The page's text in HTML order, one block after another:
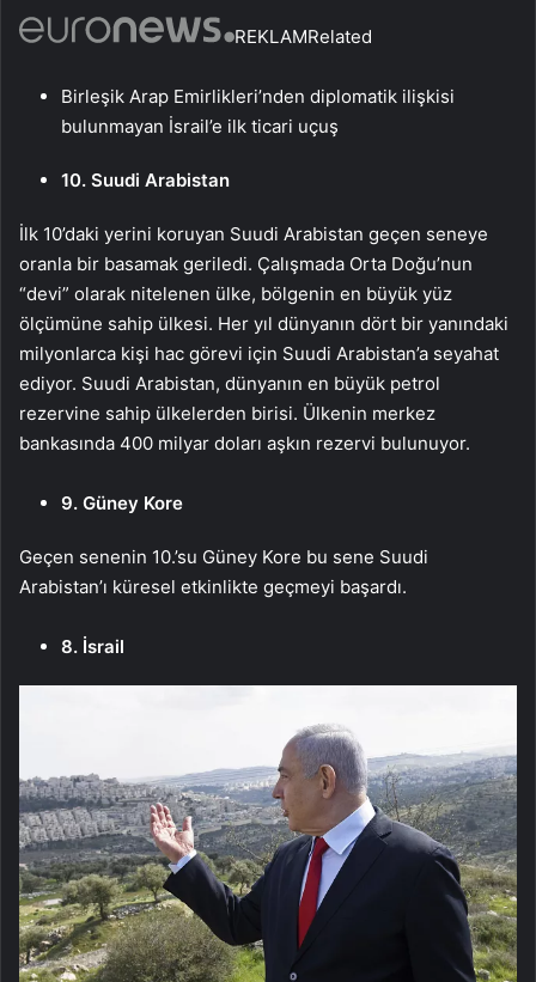
REKLAMRelated
Birleşik Arap Emirlikleri’nden diplomatik ilişkisi
bulunmayan İsrail’e ilk ticari uçuş
10. Suudi Arabistan
İlk 10’daki yerini koruyan Suudi Arabistan geçen seneye
oranla bir basamak geriledi. Çalışmada Orta Doğu’nun
“devi” olarak nitelenen ülke, bölgenin en büyük yüz
ölçümüne sahip ülkesi. Her yıl dünyanın dört bir yanındaki
milyonlarca kişi hac görevi için Suudi Arabistan’a seyahat
ediyor. Suudi Arabistan, dünyanın en büyük petrol
rezervine sahip ülkelerden birisi. Ülkenin merkez
bankasında 400 milyar doları aşkın rezervi bulunuyor.
9. Güney Kore
Geçen senenin 10.’su Güney Kore bu sene Suudi
Arabistan’ı küresel etkinlikte geçmeyi başardı.
8. İsrail